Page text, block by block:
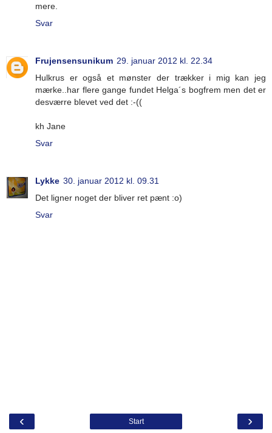
mere.
Svar
Frujensensunikum 29. januar 2012 kl. 22.34
Hulkrus er også et mønster der trækker i mig kan jeg
mærke..har flere gange fundet Helga´s bogfrem men det er
desværre blevet ved det :-((
kh Jane
Svar
Lykke 30. januar 2012 kl. 09.31
Det ligner noget der bliver ret pænt :o)
Svar
‹ ›
Start